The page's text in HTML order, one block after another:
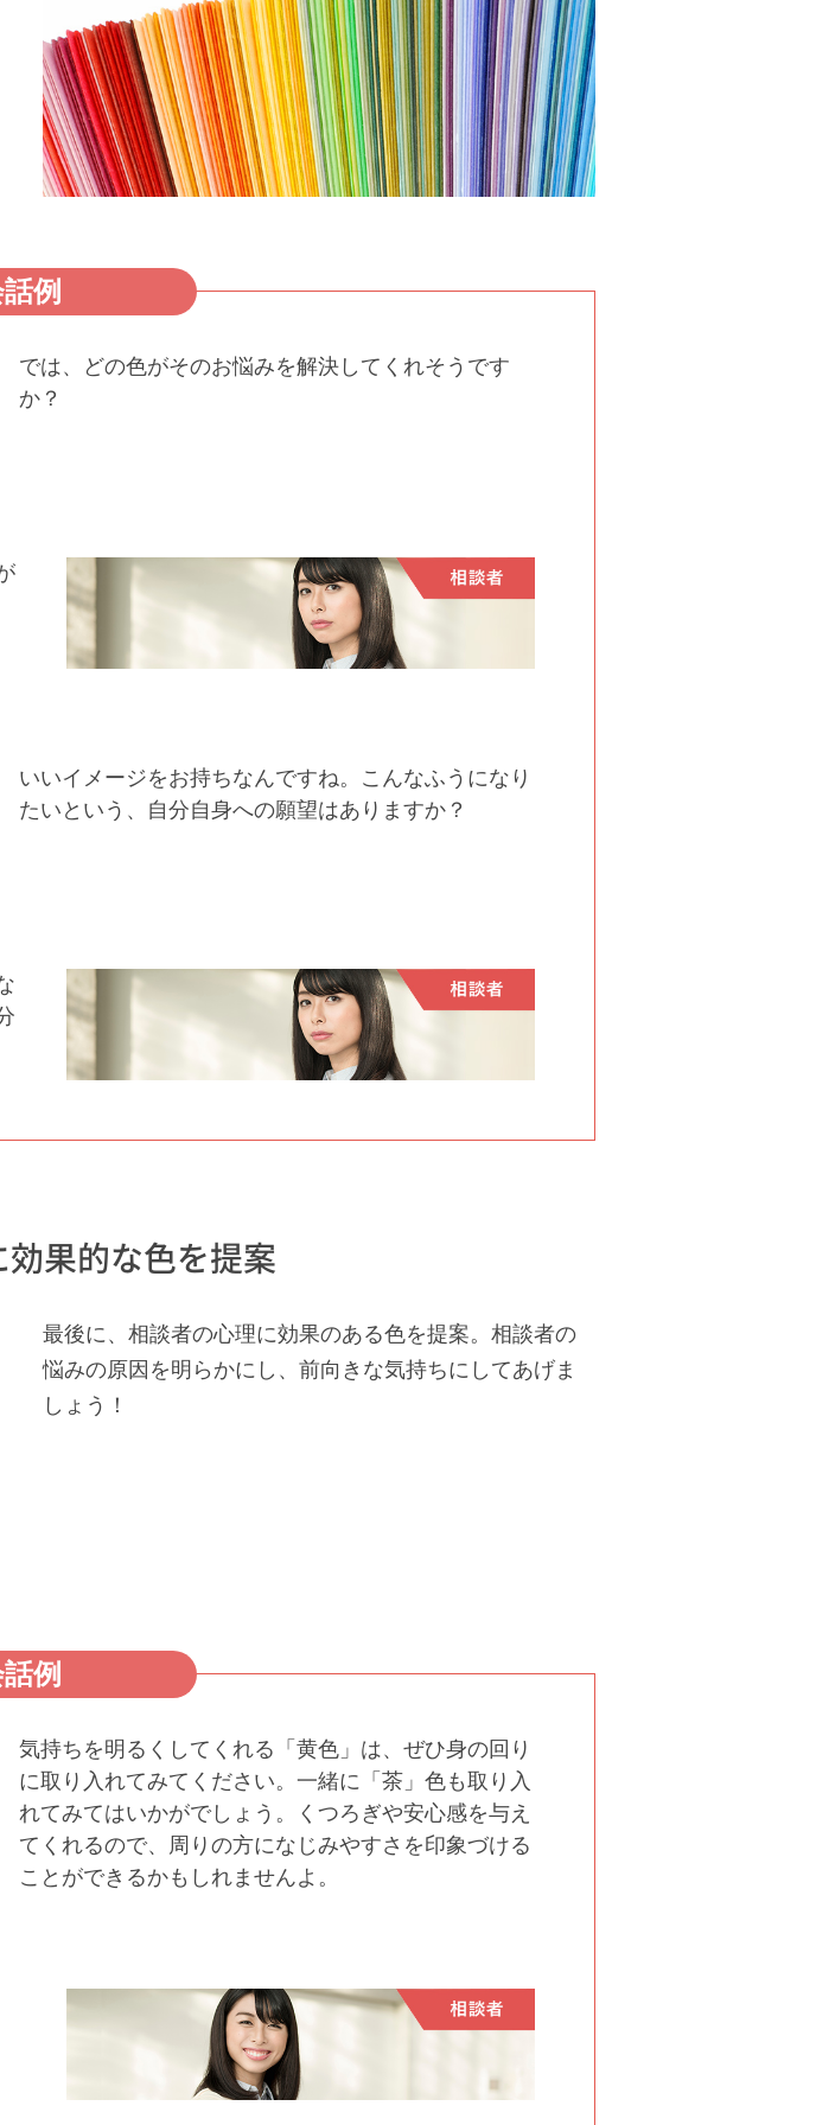
例
では、どの色がそのお悩みを解決してくれそうです
か？
いいイメージをお持ちなんですね。こんなふうになり
たいという、自分自身への願望はありますか？
果的な色を提案
最後に、相談者の心理に効果のある色を提案。相談者の
悩みの原因を明らかにし、前向きな気持ちにしてあげま
しょう！
例
気持ちを明るくしてくれる「黄色」は、ぜひ身の回り
に取り入れてみてください。一緒に「茶」色も取り入
れてみてはいかがでしょう。くつろぎや安心感を与え
てくれるので、周りの方になじみやすさを印象づける
ことができるかもしれませんよ。